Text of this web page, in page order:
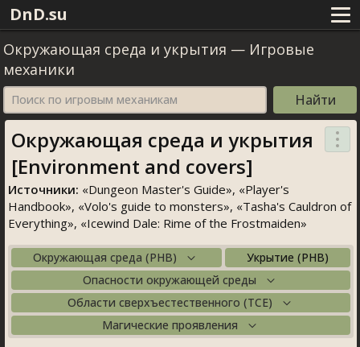
DnD.su
Окружающая среда и укрытия — Игровые
механики
Поиск по игровым механикам
Окружающая среда и укрытия
[Environment and covers]
Источники: «Dungeon Master's Guide», «Player'
Handbook», «Volo's guide to monster», «Tasha's Cauldron of
Everything», «Icewind Dale: Rime of the Frostmaiden»
Окружающая среда (PHB)
Укрытие (PHB)
Опасности окружающей среды
Области сверхъестественного (TCE)
Магические проявления